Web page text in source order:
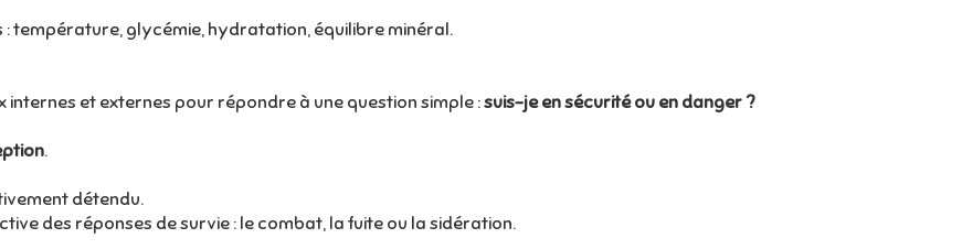
: température, glycémie, hydratation, équilibre minéral.
et externes pour répondre à une question simple :suis-je en sécurité ou en danger ?
.
détendu.
des réponses de survie : le combat, la fuite ou la sidération.